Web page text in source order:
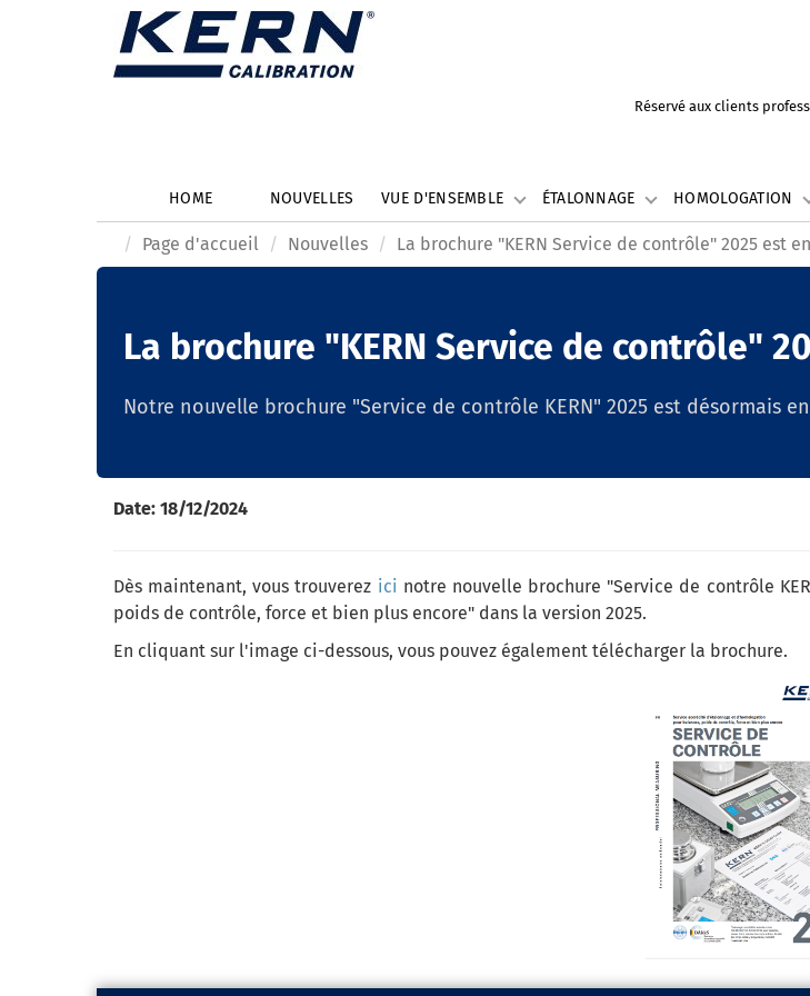
Réservé aux clients
HOME NOUVELLES VUE D'ENSEMBLE ÉTALONNAGE HOMOLOGATION
Page d'accueil Nouvelles La brochure "KERN Service de contrôle" 2025 est
La brochure "KERN Service de contrôle"
Notre nouvelle brochure "Service de contrôle KERN" 2025 est désormais
Date: 18/12/2024
Dès maintenant, vous trouverez ici notre nouvelle brochure "Service de contrôle
poids de contrôle, force et bien plus encore" dans la version 2025.
En cliquant sur l'image ci-dessous, vous pouvez également télécharger la brochure.